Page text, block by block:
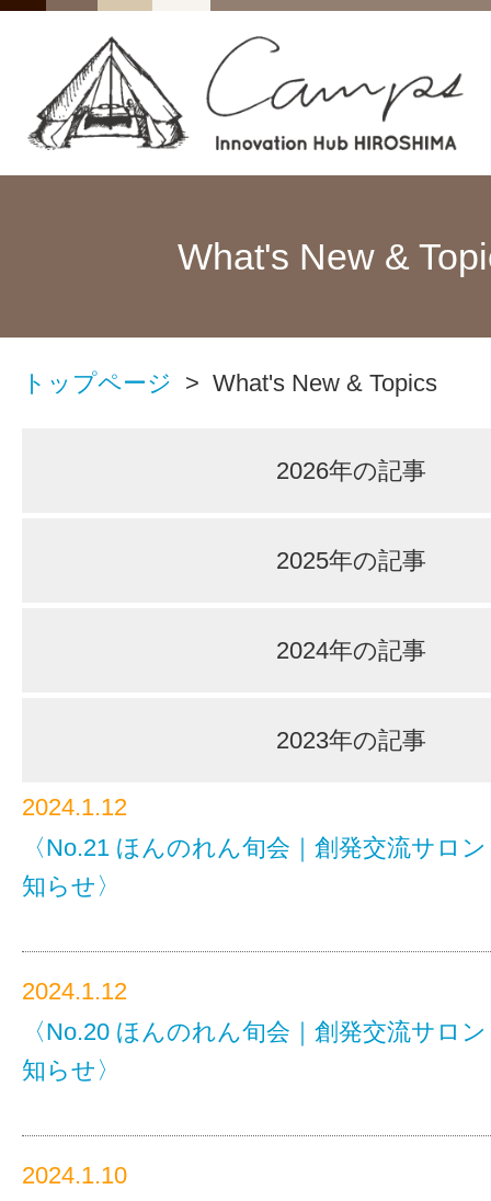
What's New &
トップページ > What's New & Topics
2026年の記事
2025年の記事
2024年の記事
2023年の記事
2024.1.12
〈No.21 ほんのれん旬会｜創発交流サロ
知らせ〉
2024.1.12
〈No.20 ほんのれん旬会｜創発交流サロ
知らせ〉
2024.1.10